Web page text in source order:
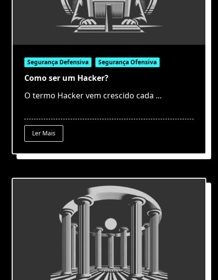
Segurança Defensiva Segurança Ofensiva
Como ser um Hacker?
O termo Hacker vem crescido cada ...
Ler Mais